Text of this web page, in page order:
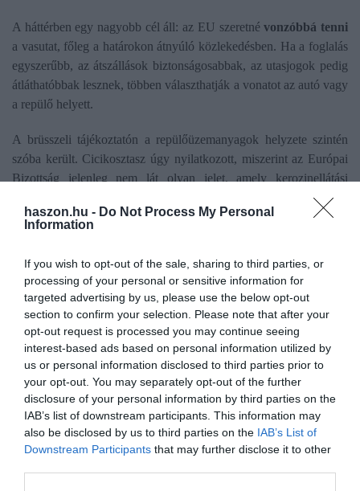
haszon.hu - Do Not Process My Personal
Information
If you wish to opt-out of the sale, sharing to third parties, or
processing of your personal or sensitive information for
targeted advertising by us, please use the below opt-out
section to confirm your selection. Please note that after your
opt-out request is processed you may continue seeing
interest-based ads based on personal information utilized by
us or personal information disclosed to third parties prior to
your opt-out. You may separately opt-out of the further
disclosure of your personal information by third parties on the
IAB’s list of downstream participants. This information may
also be disclosed by us to third parties on the IAB’s List of
Downstream Participants that may further disclose it to other
A háttérben egy nagyobb cél áll: az EU szeretnévonzóbbá tenni
a vasutat, főleg a határokon átnyúló közlekedésben. Ha a foglalás
egyszerűbb, az átszállások biztonságosabbak, az utasjogok pedig
átláthatóbbak lesznek, többen választhatják a vonatot az autó vagy
a repülő helyett.
A brüsszeli tájékoztatón a repülőüzemanyagok helyzete szintén
szóba került. Cicikosztasz úgy nyilatkozott, miszerint az Európai
Bizottság jelenleg nem lát olyan jelet, amely kerozinellátási
problémára utalna. A testület ugyanakkor vizsgálja az uniós
tartaléktározók és a finomítói kapacitások helyzetét. Az Euronews
Olvasd el ezt is!
Hol van a MÁV? Ezek a legjobb európai
vasúttársaságok
Bécs-Budapest vonattal, két óra az alap
Az Európai Unió teljesen leválik az orosz
energiáról